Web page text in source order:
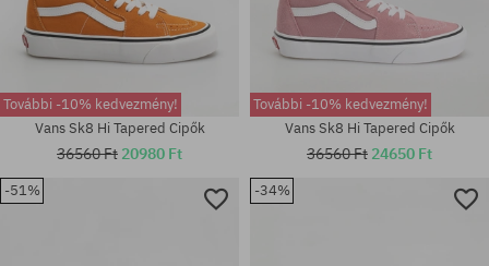
Elérhető méretek:
További -10% kedvezmény!
Vans Sk8 Hi Tapered Cipők
36560 Ft 20980 Ft
További -10% kedvezmény!
Vans Sk8 Hi Tapered Cipők
36560 Ft 24650 Ft
-51% -34%